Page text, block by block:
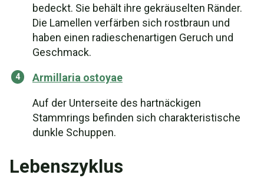
bedeckt. Sie behält ihre gekräuselten Ränder.
Die Lamellen verfärben sich rostbraun und
haben einen radieschenartigen Geruch und
Geschmack.
Armillaria ostoyae
Auf der Unterseite des hartnäckigen
Stammrings befinden sich charakteristische
dunkle Schuppen.
Lebenszyklus